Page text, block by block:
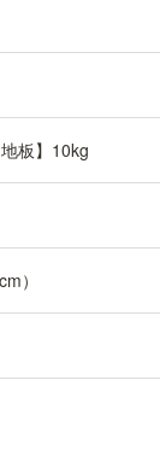
お届けします
板】10kg
）